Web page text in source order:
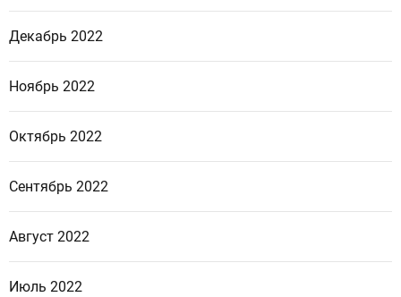
Декабрь 2022
Ноябрь 2022
Октябрь 2022
Сентябрь 2022
Август 2022
Июль 2022